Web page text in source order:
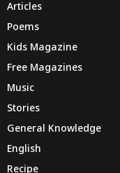
Articles
Poems
Kids Magazine
Free Magazines
Music
Stories
General Knowledge
English
Recipe